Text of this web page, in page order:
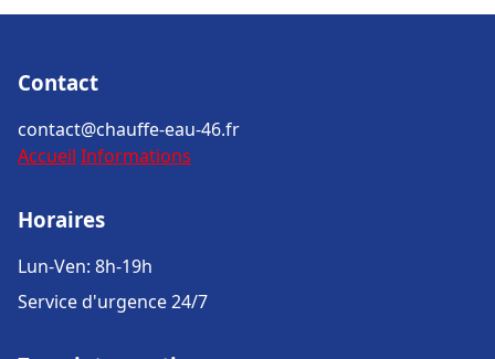
Contact
contact@chauffe-eau-46.fr
Accueil Informations
Horaires
Lun-Ven: 8h-19h
Service d'urgence 24/7